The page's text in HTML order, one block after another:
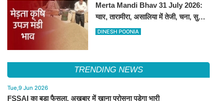
Merta Mandi Bhav 31 July 2026:
ग्वार, तारामीरा, असालिया में तेजी, चना, सुवा,
रायड़ा मंदे बिके
DINESH POONIA
TRENDING NEWS
Tue,9 Jun 2026
FSSAI का बड़ा फैसला, अखबार में खाना परोसना पड़ेगा भारी